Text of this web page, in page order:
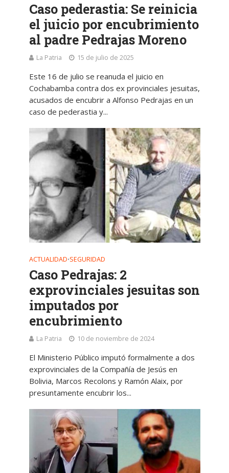
Caso pederastia: Se reinicia
el juicio por encubrimiento
al padre Pedrajas Moreno
La Patria 15 de julio de 2025
Este 16 de julio se reanuda el juicio en
Cochabamba contra dos ex provinciales jesuitas,
acusados de encubrir a Alfonso Pedrajas en un
caso de pederastia y...
ACTUALIDAD•SEGURIDAD
Caso Pedrajas: 2
exprovinciales jesuitas son
imputados por
encubrimiento
La Patria 10 de noviembre de 2024
El Ministerio Público imputó formalmente a dos
exprovinciales de la Compañía de Jesús en
Bolivia, Marcos Recolons y Ramón Alaix, por
presuntamente encubrir los...